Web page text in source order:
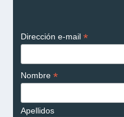
Dirección e-mail *
Nombre *
Apellidos